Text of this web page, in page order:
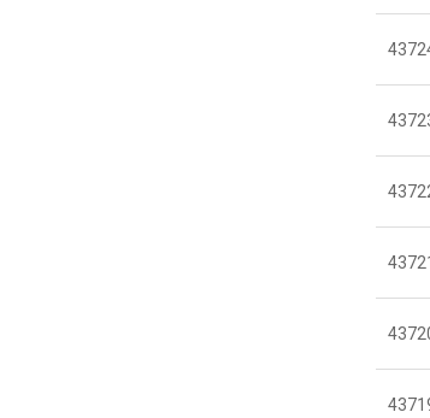
43721